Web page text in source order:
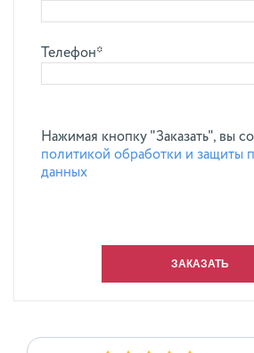
Телефон*
Нажимая кнопку "Заказать", вы
политикой обработки и защиты
данных